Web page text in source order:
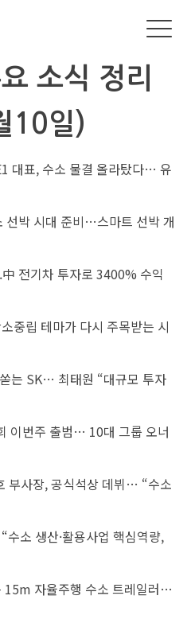
소식 정리
10일)
대표, 수소 물결 올라탔다… 유
선박 시대 준비…스마트 선박 개
中 전기차 투자로 3400% 수익
중립 테마가 다시 주목받는 시
는 SK… 최태원 “대규모 투자
이번주 출범… 10대 그룹 오너
부사장, 공식석상 데뷔… “수소
수소 생산·활용사업 핵심역량,
15m 자율주행 수소 트레일러…